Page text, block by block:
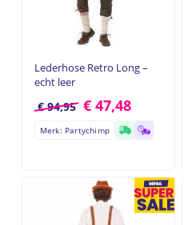
Lederhose Retro Long –
echt leer
€94,95 € 47,48
Merk: Partychimp